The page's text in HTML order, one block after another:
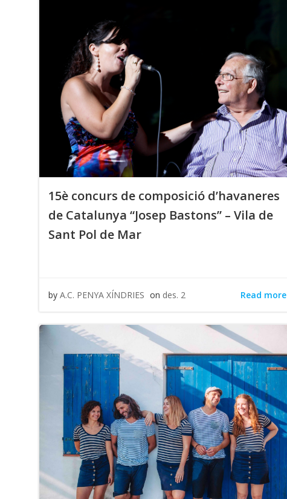
15è concurs de composició d’havaneres
de Catalunya “Josep Bastons” – Vila de
Sant Pol de Mar
by A.C. PENYA XÍNDRIES on des. 2 Read more